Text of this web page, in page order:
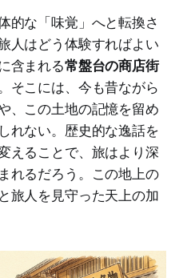
的な「味覚」へと転換さ
人はどう体験すればよい
含まれる常盤台の商店街
そこには、今も昔ながら
、この土地の記憶を留め
れない。歴史的な逸話を
えることで、旅はより深
れるだろう。この地上の
旅人を見守った天上の加